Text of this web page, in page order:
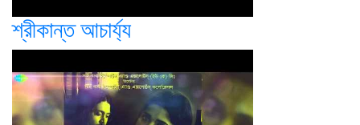
শ্রীকান্ত আচার্য্য